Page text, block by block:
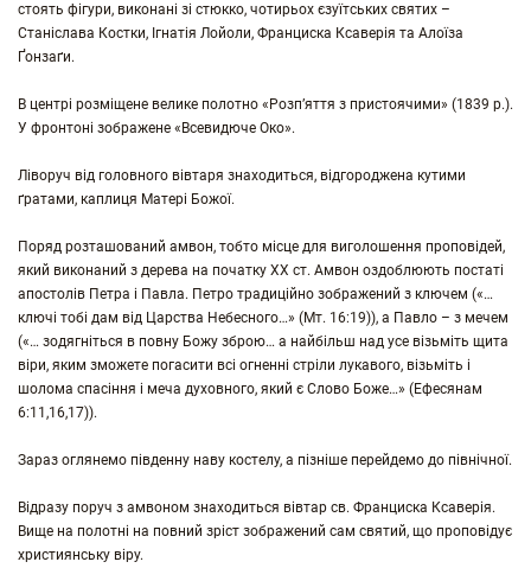
стоять фігури, виконані зі стюкко, чотирьох єзуїтських святих –
Станіслава Костки, Ігнатія Лойоли, Франциска Ксаверія та Алоїза
Ґонзаґи.
В центрі розміщене велике полотно «Розп’яття з пристоячими» (1839 р.).
У фронтоні зображене «Всевидюче Око».
Ліворуч від головного вівтаря знаходиться, відгороджена кутими
ґратами, каплиця Матері Божої.
Поряд розташований амвон, тобто місце для виголошення проповідей,
який виконаний з дерева на початку ХХ ст. Амвон оздоблюють постаті
апостолів Петра і Павла. Петро традиційно зображений з ключем («…
ключі тобі дам від Царства Небесного…» (Мт. 16:19)), а Павло – з мечем
(«… зодягніться в повну Божу зброю… а найбільш над усе візьміть щита
віри, яким зможете погасити всі огненні стріли лукавого, візьміть і
шолома спасіння і меча духовного, який є Слово Боже…» (Ефесянам
6:11,16,17)).
Зараз оглянемо південну наву костелу, а пізніше перейдемо до північної.
Відразу поруч з амвоном знаходиться вівтар св. Франциска Ксаверія.
Вище на полотні на повний зріст зображений сам святий, що проповідує
християнську віру.